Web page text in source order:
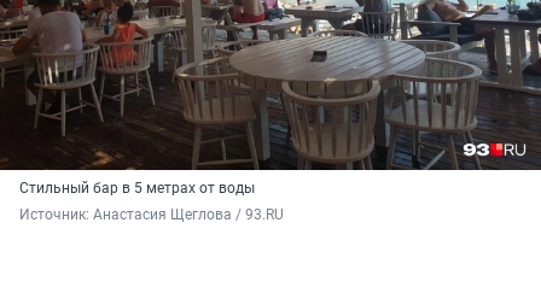
Стильный бар в 5 метрах от воды
Источник: Анастасия Щеглова / 93.RU